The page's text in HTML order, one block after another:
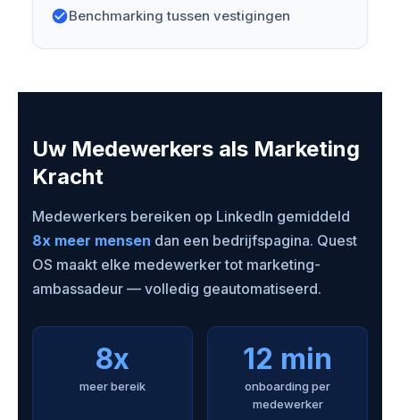
Benchmarking tussen vestigingen
Uw Medewerkers als Marketing
Kracht
Medewerkers bereiken op LinkedIn gemiddeld
8x meer mensen dan een bedrijfspagina. Quest
OS maakt elke medewerker tot marketing-
ambassadeur — volledig geautomatiseerd.
8x
meer bereik
12 min
onboarding per
medewerker